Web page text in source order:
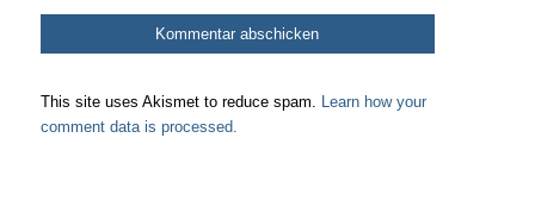
This site uses Akismet to reduce spam. Learn how your
comment data is processed.